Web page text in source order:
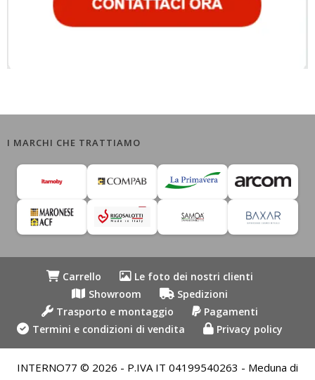
I MARCHI CHE TRATTIAMO
Carrello
Le foto dei nostri clienti
Showroom
Spedizioni
Trasporto e montaggio
Pagamenti
Termini e condizioni di vendita
Privacy policy
INTERNO77 © 2026 - P.IVA IT 04199540263 - Meduna di